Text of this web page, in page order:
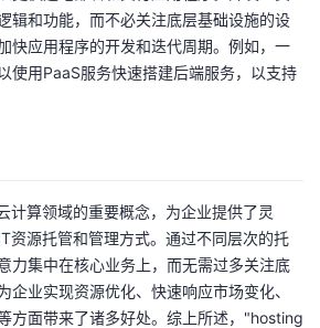
辑和功能，而不必关注底层基础设施的设
快应用程序的开发和迭代周期。例如，一
使用PaaS服务快速搭建后端服务，以支持
算领域的重要概念，为企业提供了灵
资源托管和管理方式。通过不同层次的托
力集中在核心业务上，而无需过多关注底
企业实现资源优化、快速响应市场变化、
方面带来了诸多好处。综上所述，"hosting